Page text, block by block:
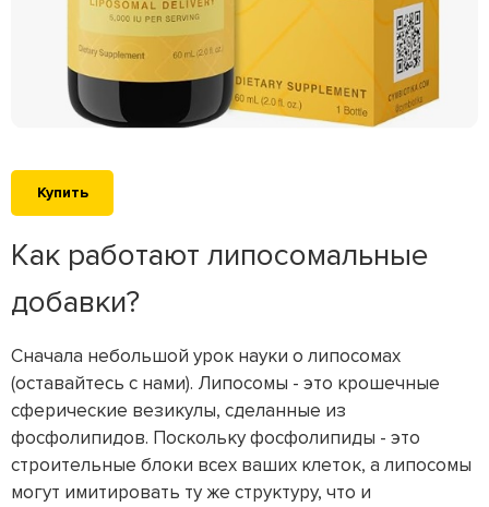
Купить
Как работают липосомальные
добавки?
Сначала небольшой урок науки о липосомах
(оставайтесь с нами). Липосомы - это крошечные
сферические везикулы, сделанные из
фосфолипидов. Поскольку фосфолипиды - это
строительные блоки всех ваших клеток, а липосомы
могут имитировать ту же структуру, что и